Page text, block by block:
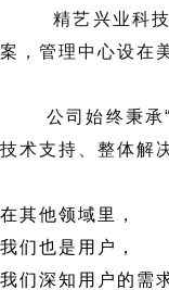
精艺兴业科技有
案，管理中心设在
技术支持、 整体解
在其他领域里，
我们也是用户，
我们深知用户的需